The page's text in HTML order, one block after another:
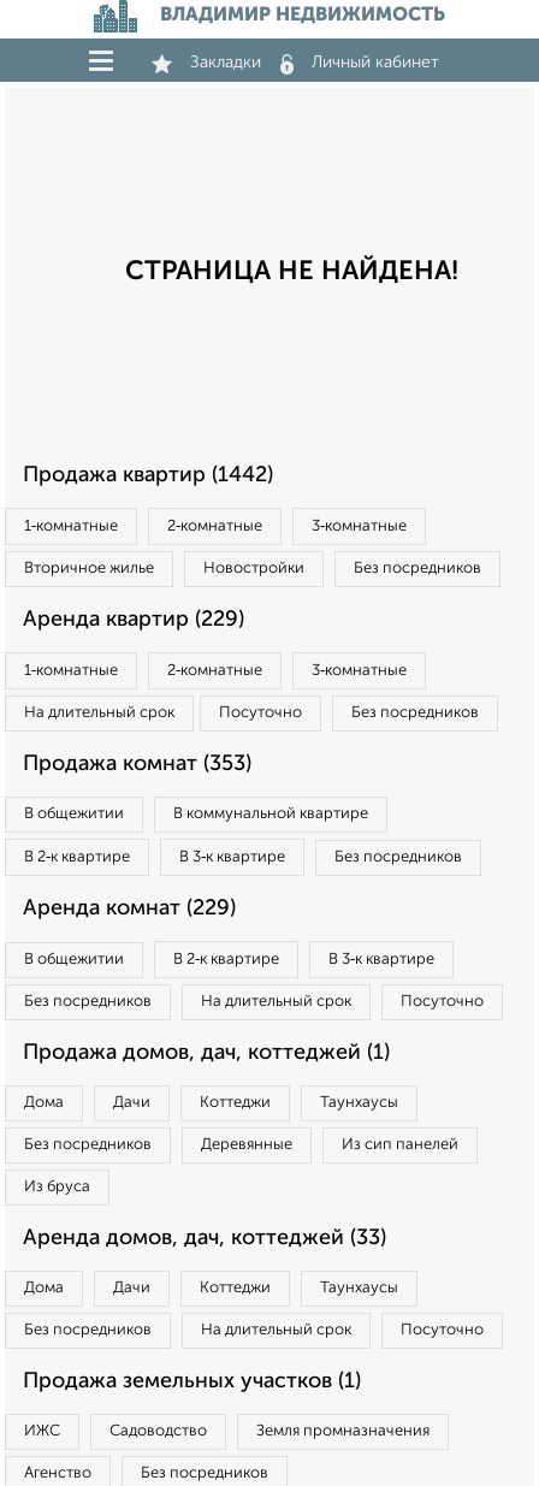
ВЛАДИМИР НЕДВИЖИМОСТЬ
Закладки Личный кабинет
СТРАНИЦА НЕ НАЙДЕНА!
Продажа квартир (1442)
1‑комнатные 2‑комнатные 3‑комнатные
Вторичное жилье Новостройки Без посредников
Аренда квартир (229)
1‑комнатные 2‑комнатные 3‑комнатные
На длительный срок Посуточно Без посредников
Продажа комнат (353)
В общежитии В коммунальной квартире
В 2‑к квартире В 3‑к квартире Без посредников
Аренда комнат (229)
В общежитии В 2‑к квартире В 3‑к квартире
Без посредников На длительный срок Посуточно
Продажа домов, дач, коттеджей (1)
Дома Дачи Коттеджи Таунхаусы
Без посредников Деревянные Из сип панелей
Из бруса
Аренда домов, дач, коттеджей (33)
Дома Дачи Коттеджи Таунхаусы
Без посредников На длительный срок Посуточно
Продажа земельных участков (1)
ИЖС Садоводство Земля промназначения
Агенство Без посредников